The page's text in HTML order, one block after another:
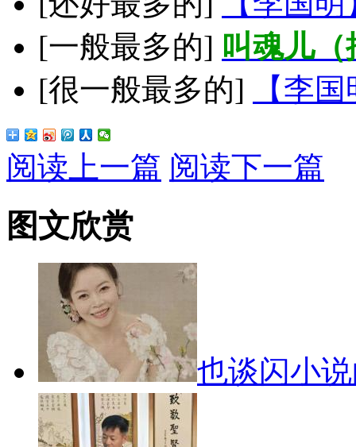
[一般最多的] 叫魂儿
[很一般最多的]
【李
阅读上一篇 阅读下一篇
图文欣赏
也谈闪小